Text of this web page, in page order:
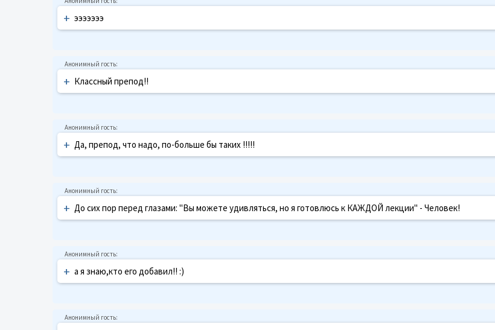
+ эээээээ
+ Классный препод!!
+ Да, препод, что надо, по-больше бы таких !!!!!
+ До сих пор перед глазами: "Вы можете удивляться, но я готовлюсь к КАЖДОЙ лекции" - Человек!
+ а я знаю,кто его добавил!! :)